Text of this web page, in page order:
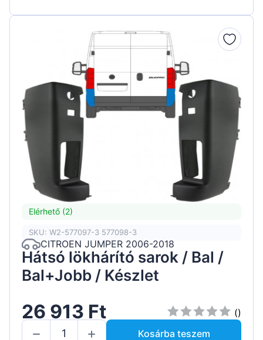
Elérhető (2)
SKU: W2-577097-3 577098-3
CITROEN JUMPER 2006-2018
Hátsó lökhárító sarok / Bal /
Bal+Jobb / Készlet
26 913 Ft
()
Kosárba teszem